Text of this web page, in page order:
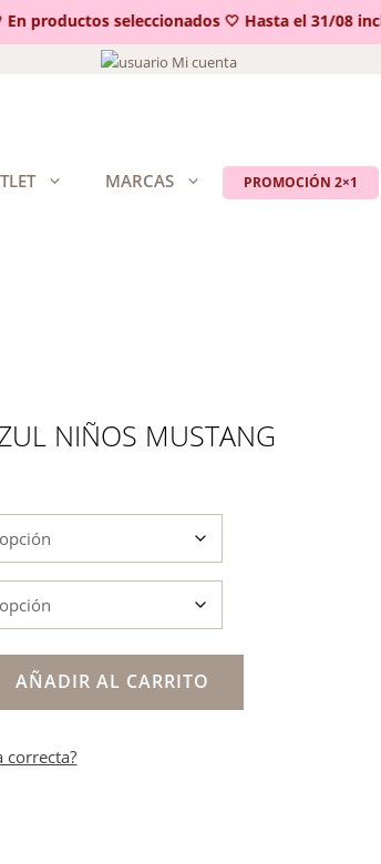
productos seleccionados 🤍 Hasta el 31/08
Mi cuenta
MARCAS PROMOCIÓN 2×1
NIÑOS MUSTANG
AÑADIR AL CARRITO
correcta?